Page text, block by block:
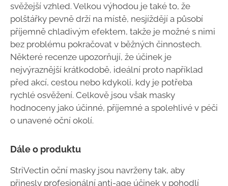
svěžejší vzhled. Velkou výhodou je také to, že
polštářky pevně drží na místě, nesjíždějí a působí
příjemně chladivým efektem, takže je možné s nimi
bez problému pokračovat v běžných činnostech.
Některé recenze upozorňují, že účinek je
nejvýraznější krátkodobě, ideální proto například
před akcí, cestou nebo kdykoli, kdy je potřeba
rychlé osvěžení. Celkově jsou však masky
hodnoceny jako účinné, příjemné a spolehlivé v péči
o unavené oční okolí.
Dále o produktu
StriVectin oční masky jsou navrženy tak, aby
přinesly profesionální anti-age účinek v pohodlí